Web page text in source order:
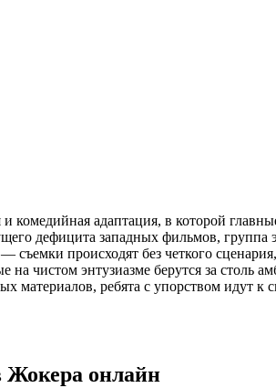
адаптация, в которой
дефицита западных фильмов,
происходят без четкого
на чистом энтузиазме берутся за
материалов, ребята с упорством
онлайн